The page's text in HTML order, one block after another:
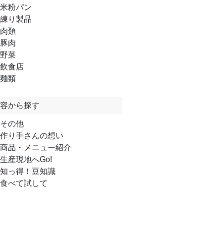
米粉パン
練り製品
肉類
豚肉
野菜
飲食店
麺類
から探す
その他
作り手さんの想い
商品・メニュー紹介
生産現地へGo!
知っ得！豆知識
食べて試して